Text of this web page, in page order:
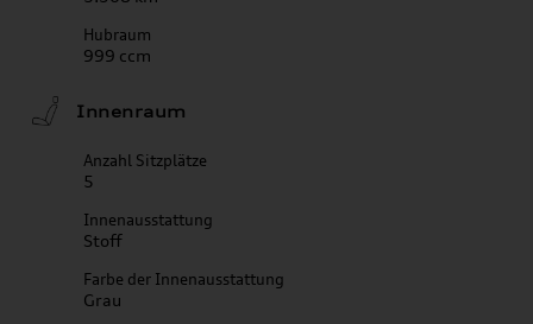
Hubraum
999 ccm
Innenraum
Anzahl Sitzplätze
5
Innenausstattung
Stoff
Farbe der Innenausstattung
Grau